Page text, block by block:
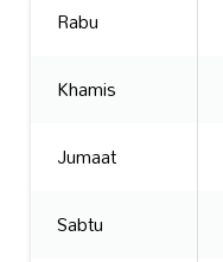
Rabu
Khamis
Jumaat
Sabtu